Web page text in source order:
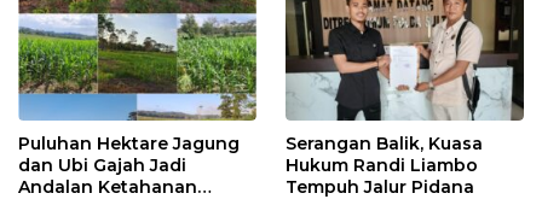
Puluhan Hektare Jagung
dan Ubi Gajah Jadi
Andalan Ketahanan
Serangan Balik, Kuasa
Hukum Randi Liambo
Tempuh Jalur Pidana